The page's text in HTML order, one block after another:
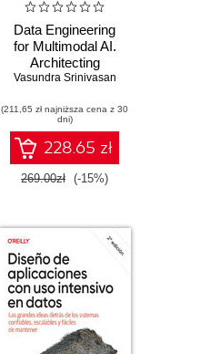
Data Engineering
for Multimodal AI.
Architecting
Scalable Systems
Generation AI
Applications
Vasundra Srinivasan
(211,65 zł najniższa cena z 30
dni)
228.65 zł
269.00zł (-15%)